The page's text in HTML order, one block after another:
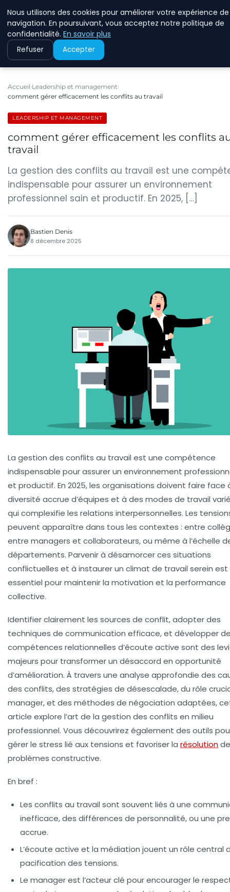
ECOMMCODE2
Accueil Leadership et management
comment gérer efficacement les conflits au travail
LEADERSHIP ET MANAGEMENT
comment gérer efficacement les conflits
travail
La gestion des conflits au travail est une
indispensable pour assurer un environnement
professionnel sain et productif. En 2025, […]
Bastien Denis
8 décembre 2025
La gestion des conflits au travail est une compétence
indispensable pour assurer un environnement
et productif. En 2025, les organisations doivent faire face
diversité accrue d’équipes et à des modes de travail
qui complexifie les relations interpersonnelles. Les
peuvent apparaître dans tous les contextes : entre
entre managers et collaborateurs, ou même à l’échelle
départements. Parvenir à désamorcer ces situations
conflictuelles et à instaurer un climat de travail serein est
essentiel pour maintenir la motivation et la performance
collective.
Identifier clairement les sources de conflit, adopter des
techniques de communication efficace, et développer
compétences relationnelles d’écoute active sont des
majeurs pour transformer un désaccord en opportunité
d’amélioration. À travers une analyse approfondie des
des conflits, des stratégies de désescalade, du rôle
manager, et des méthodes de négociation adaptées,
article explore l’art de la gestion des conflits en milieu
professionnel. Vous découvrirez également des outils
gérer le stress lié aux tensions et favoriser la résolutionde
problèmes constructive.
En bref :
Les conflits au travail sont souvent liés à une
inefficace, des différences de personnalité, ou une
accrue.
L’écoute active et la médiation jouent un rôle central
pacification des tensions.
Le manager est l’acteur clé pour encourager le
Nous utilisons des cookies pour améliorer votre expérience de
navigation. En poursuivant, vous acceptez notre politique de
confidentialité. En savoir plus
Refuser Accepter